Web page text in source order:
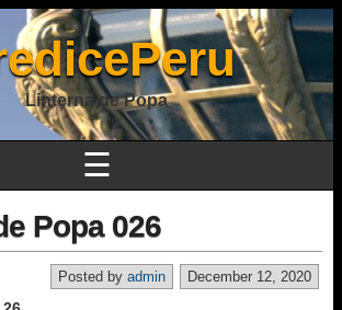
Linterna de Popa
☰
Popa 026
December 12, 2020
Posted by admin